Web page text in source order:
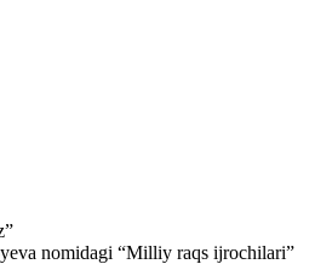
nomidagi “Milliy raqs ijrochilari”